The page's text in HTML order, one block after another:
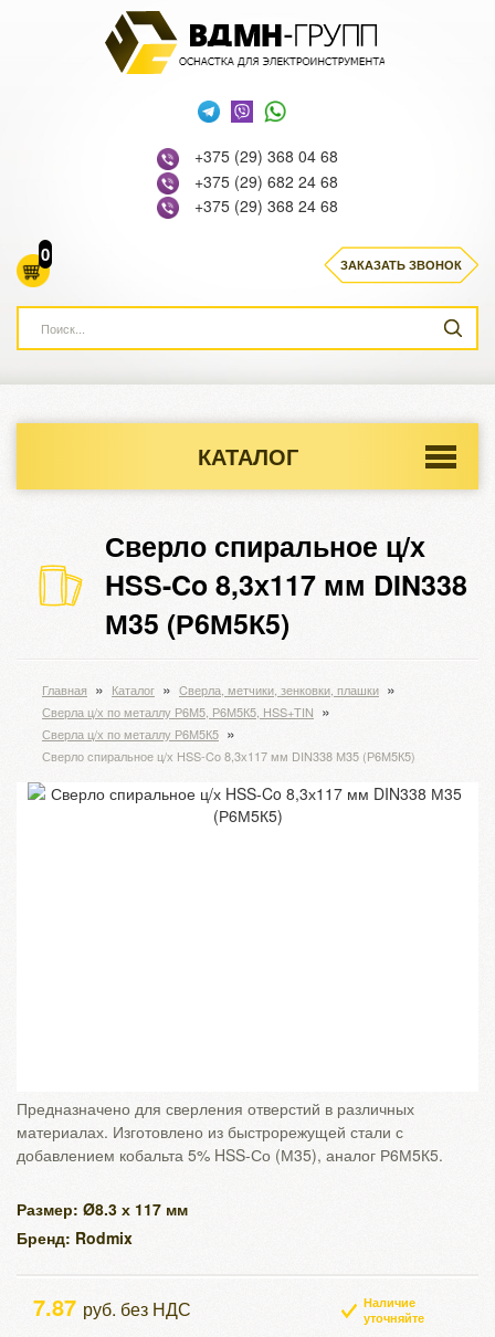
+375 (29) 368 04 68
+375 (29) 682 24 68
+375 (29) 368 24 68
0 ЗАКАЗАТЬ ЗВОНОК
КАТАЛОГ
Сверло спиральное ц/х
HSS-Co 8,3х117 мм DIN338
М35 (Р6М5К5)
Главная » Каталог » Cверла, метчики, зенковки, плашки »
Сверла ц/х по металлу Р6М5, Р6М5К5, HSS+TIN »
Сверла ц/х по металлу Р6М5К5 »
Сверло спиральное ц/х HSS-Co 8,3х117 мм DIN338 М35 (Р6М5К5)
Предназначено для сверления отверстий в различных
материалах. Изготовлено из быстрорежущей стали с
добавлением кобальта 5% HSS-Со (М35), аналог Р6М5К5.
Размер: Ø8.3 х 117 мм
Бренд: Rodmix
7.87 руб. без НДС
Наличие
уточняйте